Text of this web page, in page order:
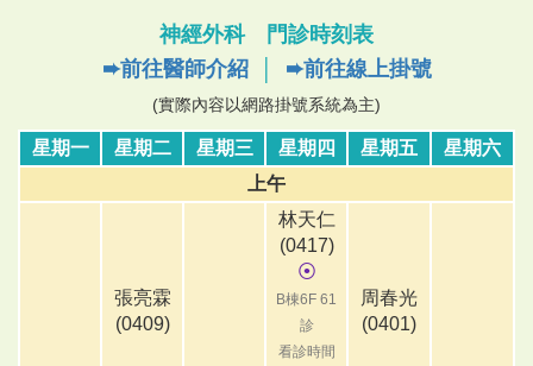
神經外科 門診時刻表
➨前往醫師介紹│ ➨前往線上掛號
(實際內容以網路掛號系統為主)
星期一 星期二 星期三 星期四 星期五
星期六
上午
張亮霖
(0409)
林天仁
(0417)
⦿
B棟6F 61
診
看診時間
周春光
(0401)